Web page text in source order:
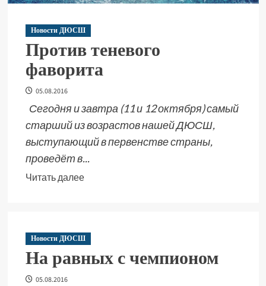
Новости ДЮСШ
Против теневого
фаворита
05.08.2016
Сегодня и завтра (11 и 12 октября) самый
старший из возрастов нашей ДЮСШ,
выступающий в первенстве страны,
проведёт в...
Читать далее
Новости ДЮСШ
На равных с чемпионом
05.08.2016